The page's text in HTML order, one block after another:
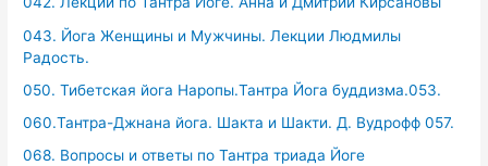
043. Йога Женщины и Мужчины. Лекции Людмилы
Радость.
050. Тибетская йога Наропы.Тантра Йога буддизма.053.
060.Тантра-Джнана йога. Шакта и Шакти. Д. Вудрофф 057.
068. Вопросы и ответы по Тантра триада Йоге